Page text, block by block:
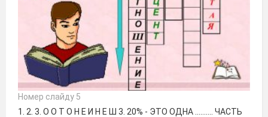
Номер слайду 5
1. 2. 3. О О Т О Н Е И Н Е Ш 3. 20% - ЭТО ОДНА ………. ЧАСТЬ